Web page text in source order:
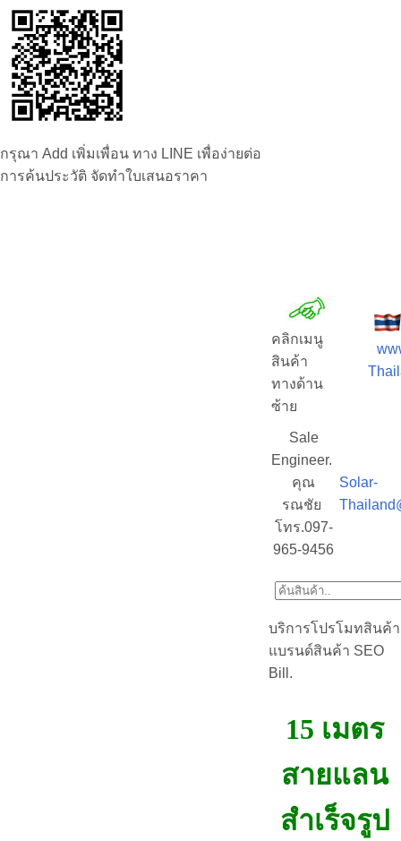
กรุณา Add เพิ่มเพื่อน ทาง LINE เพื่อง่ายต่อ
การค้นประวัติ จัดทำใบเสนอราคา
คลิกเมนู
สินค้า
ทางด้าน
ซ้าย
Sale
Engineer.
คุณ
รณชัย
โทร.097-
965-9456
Solar-
บริการโปรโมทสินค้า
แบรนด์สินค้า SEO
Bill.
15 เมตร
สายแลน
สำเร็จรูป